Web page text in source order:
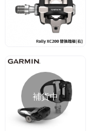
補貨中